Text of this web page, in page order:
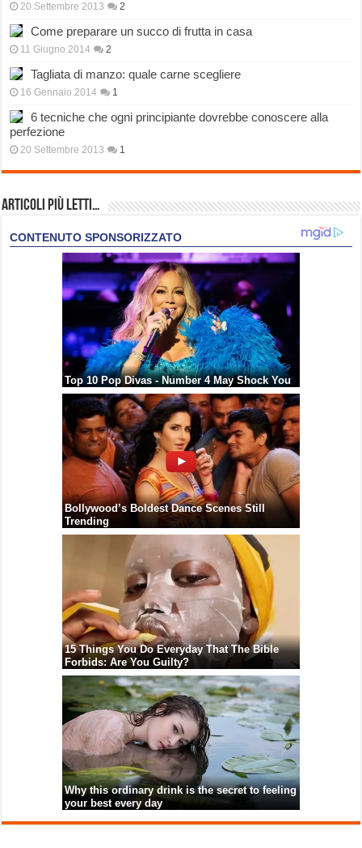
20 Settembre 2013 2
Come preparare un succo di frutta in casa
11 Giugno 2014 2
Tagliata di manzo: quale carne scegliere
16 Gennaio 2014 1
6 tecniche che ogni principiante dovrebbe conoscere alla
perfezione
20 Settembre 2013 1
Articoli più Letti…